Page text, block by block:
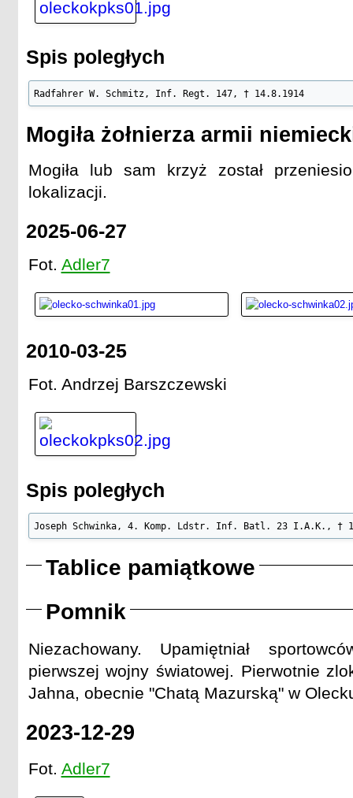
Spis poległych
Radfahrer W. Schmitz, Inf. Regt. 147, † 14.8.1914
Mogiła żołnierza armii
Mogiła lub sam krzyż został
lokalizacji.
2025-06-27
Fot. Adler7
2010-03-25
Fot. Andrzej Barszczewski
Spis poległych
Joseph Schwinka, 4. Komp. Ldstr. Inf. Batl. 23 I.A.K., †
Tablice pamiątkowe
Pomnik
Niezachowany. Upamiętniał
pierwszej wojny światowej. Pierwotnie
Jahna, obecnie "Chatą Mazurską" w
2023-12-29
Fot. Adler7